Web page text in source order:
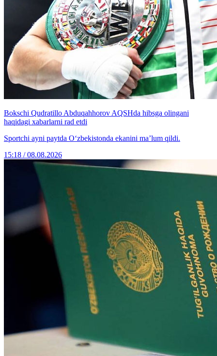
Bokschi Qudratillo Abduqahhorov AQSHda hibsga olingani
haqidagi xabarlarni rad etdi
Sportchi ayni paytda O‘zbekistonda ekanini ma’lum qildi.
15:18 / 08.08.2026